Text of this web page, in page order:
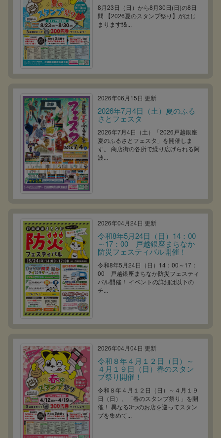
8月23日（日）から8月30日(日)の8日
間 【2026夏のスタンプ祭り】がはじ
まります❗&...
2026年06月15日 更新
2026年7月4日（土）夏のふる
さとフェスタ
2026年7月4日（土）「2026戸越銀座
夏のふるさとフェスタ」を開催しま
す。 商店街の各所で繰り広げられる阿
波...
2026年04月24日 更新
令和8年5月24日（日）14：00
～17：00 戸越銀座まちなか
防災フェスティバル開催！
令和8年5月24日（日）14：00～17：
00 戸越銀座まちなか防災フェスティ
バル開催！ イベントの詳細は以下の
チ...
2026年04月04日 更新
令和８年４月１２日（日）～
４月１９日（日）春のスタン
プ祭り開催！
令和８年４月１２日（日）～４月１９
日（日）、「春のスタンプ祭り」を開
催！ 異なる3つのお店を巡ってスタン
プを集めて...